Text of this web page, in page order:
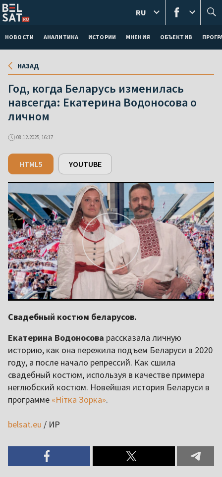
НОВОСТИ АНАЛИТИКА ИСТОРИИ МНЕНИЯ ОБЪЕКТИВ
RU
НАЗАД
Год, когда Беларусь изменилась
навсегда: Екатерина Водоносова о
личном
08.12.2025, 16:17
HTML5 YOUTUBE
Свадебный костюм беларусов.
Екатерина Водоносова рассказала личную
историю, как она пережила подъем Беларуси в 2020
году, а после начало репрессий. Как сшила
свадебный костюм, используя в качестве примера
неглюбский костюм. Новейшая история Беларуси в
программе «Нітка Зорка».
belsat.eu / ИР